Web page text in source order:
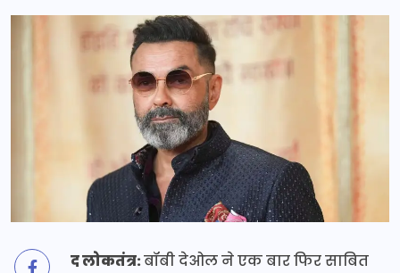
द लोकतंत्र:बॉबी देओल ने एक बार फिर साबित